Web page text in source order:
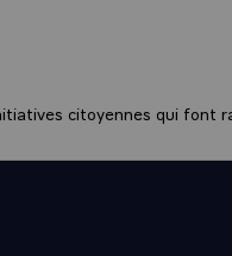
`
POINTS, IL ETAIT
citoyennes qui font